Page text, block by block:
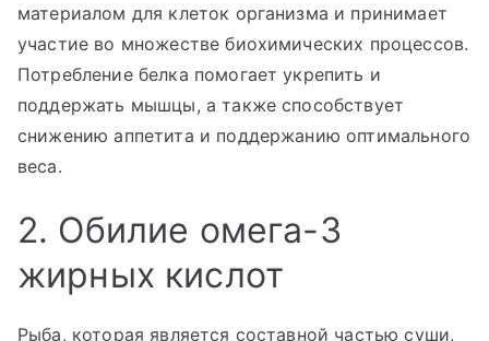
материалом для клеток организма и принимает
участие во множестве биохимических процессов.
Потребление белка помогает укрепить и
поддержать мышцы, а также способствует
снижению аппетита и поддержанию оптимального
веса.
2. Обилие омега-3
жирных кислот
Рыба, которая является составной частью суши,